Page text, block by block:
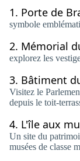
1. Porte de
symbole
2. Mémorial
explorez les
3. Bâtiment
Visitez le
depuis le toit-
4. L'île aux
Un site du
musées de classe